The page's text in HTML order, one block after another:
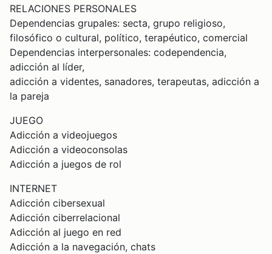
RELACIONES PERSONALES
Dependencias grupales: secta, grupo religioso,
filosófico o cultural, político, terapéutico, comercial
Dependencias interpersonales: codependencia,
adicción al líder,
adicción a videntes, sanadores, terapeutas, adicción a
la pareja
JUEGO
Adicción a videojuegos
Adicción a videoconsolas
Adicción a juegos de rol
INTERNET
Adicción cibersexual
Adicción ciberrelacional
Adicción al juego en red
Adicción a la navegación, chats